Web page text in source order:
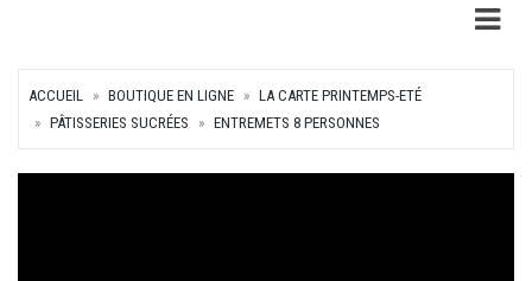
ACCUEIL BOUTIQUE EN LIGNE
LA CARTE PRINTEMPS-ETÉ
PÂTISSERIES SUCRÉES
ENTREMETS 8 PERSONNES